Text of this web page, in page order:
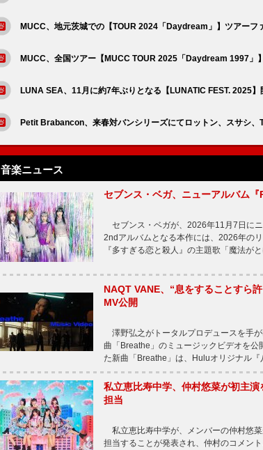
MUCC、地元茨城での【TOUR 2024「Daydream」】ツアーフ
MUCC、全国ツアー【MUCC TOUR 2025「Daydream 1997」
LUNA SEA、11月に約7年ぶりとなる【LUNATIC FEST. 2025】
Petit Brabancon、来春対バンシリーズにてロットン、スサシ、
音楽ニュース
セブンス・ベガ、ニューアルバム
セブンス・ベガが、2026年11月7日に
2ndアルバムとなる本作には、2026年の
『多すぎる恋と殺人』の主題歌「魔法が
NAQT VANE、“息をすることすら
MV公開
澤野弘之がトータルプロデュースを手
曲「Breathe」のミュージックビデオを
た新曲「Breathe」は、Huluオリジナル
私立恵比寿中学、仲村悠菜が初主
担当
私立恵比寿中学が、メンバーの仲村悠
担当することが発表され、仲村のコメン